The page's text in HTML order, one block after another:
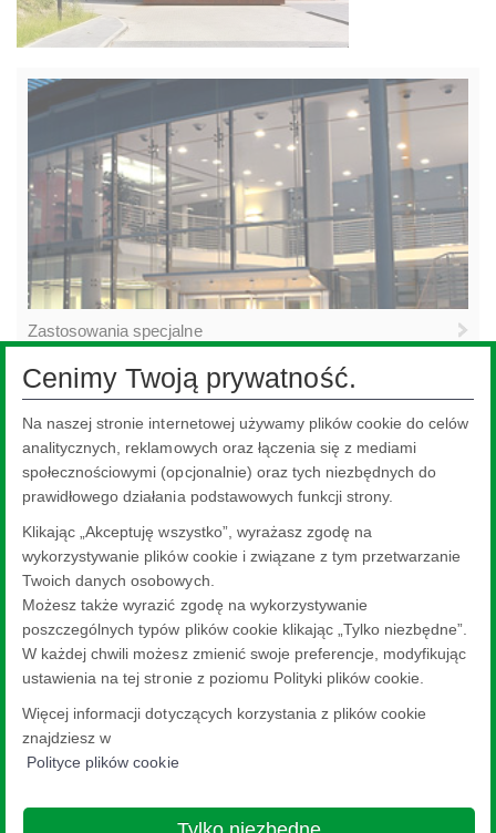
Zastosowania specjalne
Informacje ogólne
Asortyment produktów
Właściwości i zalety
Zastosowania
Projekty referencyjne
Broszury
Filmy
Instalatorzy
Head Office - 3-5-27 Mita Minato-ku Tokyo
Cenimy Twoją prywatność.
Na naszej stronie internetowej używamy plików cookie do celów
analitycznych, reklamowych oraz łączenia się z mediami
społecznościowymi (opcjonalnie) oraz tych niezbędnych do
prawidłowego działania podstawowych funkcji strony.
Klikając „Akceptuję wszystko”, wyrażasz zgodę na
wykorzystywanie plików cookie i związane z tym przetwarzanie
Twoich danych osobowych.
Możesz także wyrazić zgodę na wykorzystywanie
poszczególnych typów plików cookie klikając „Tylko niezbędne”.
W każdej chwili możesz zmienić swoje preferencje, modyfikując
ustawienia na tej stronie z poziomu Polityki plików cookie.
Więcej informacji dotyczących korzystania z plików cookie
znajdziesz w
Polityce plików cookie